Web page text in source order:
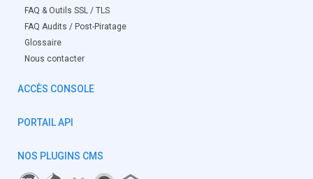
FAQ & Outils SSL / TLS
FAQ Audits / Post-Piratage
Glossaire
Nous contacter
ACCÈS CONSOLE
PORTAIL API
NOS PLUGINS CMS